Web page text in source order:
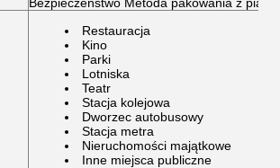
Restauracja
Kino
Parki
Lotniska
Teatr
Stacja kolejowa
Dworzec autobusowy
Stacja metra
Nieruchomości majątkowe
Inne miejsca publiczne